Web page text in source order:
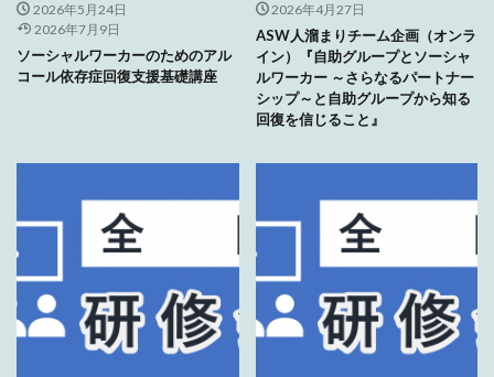
2026年5月24日
2026年7月9日
ソーシャルワーカーのためのアル
コール依存症回復支援基礎講座
2026年4月27日
ASW人溜まりチーム企画（オンラ
イン）『自助グループとソーシャ
ルワーカー ～さらなるパートナー
シップ～と自助グループから知る
回復を信じること』